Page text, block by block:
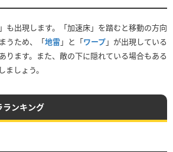
も出現します。「加速床」を踏むと移動の方向
うため、「地雷」と「ワープ」が出現している
ります。また、敵の下に隠れている場合もある
ましょう。
ランキング